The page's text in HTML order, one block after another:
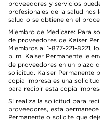
proveedores y servicios
profesionales de la salud
salud o se obtiene en el
Miembro de Medicare: Para
de proveedores de Kaiser
Miembros al 1-877-221-8221,
p. m. Kaiser Permanente le
de proveedores en un plazo
solicitud. Kaiser Permanente
copia impresa es una
para recibir esta copia
Si realiza la solicitud para
proveedores, esta
Permanente o solicite que